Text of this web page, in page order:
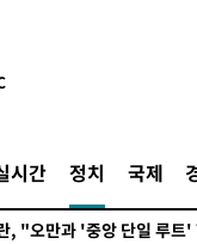
시간 정치 국제
인, 폭염 속 AT마드리드
업체 일자리, 7월에 2.3만
보]이 대통령 "부동산 공급
온 소폭 하락"…수도권 폭